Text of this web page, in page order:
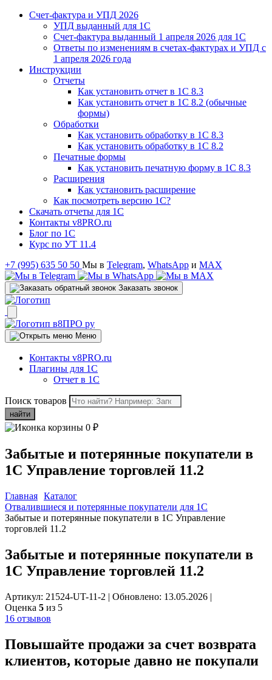
Счет-фактура и УПД 2026
УПД выданный для 1C
Счет-фактура выданный 1 апреля 2026 для 1C
Ответы по изменениям в счетах-фактурах и УПД с
1 апреля 2026 года
Инструкции
Отчеты
Как установить отчет в 1С 8.3
Как установить отчет в 1С 8.2 (обычные
формы)
Обработки
Как установить обработку в 1С 8.3
Как установить обработку в 1С 8.2
Печатные формы
Как установить печатную форму в 1С 8.3
Расширения
Как установить расширение
Как посмотреть версию 1С?
Скачать отчеты для 1С
Контакты v8PRO.ru
Блог по 1С
Курс по УТ 11.4
+7 (995) 635 50 50 Мы в Telegram, WhatsApp и MAX
Заказать звонок
Меню
Контакты v8PRO.ru
Плагины для 1С
Отчет в 1С
Поиск товаров
найти
0 ₽
Забытые и потерянные покупатели в
1С Управление торговлей 11.2
Главная Каталог
Отвалившиеся и потерянные покупатели для 1C
Забытые и потерянные покупатели в 1С Управление
торговлей 11.2
Забытые и потерянные покупатели в
1С Управление торговлей 11.2
Артикул: 21524-UT-11-2 | Обновлено: 13.05.2026 |
Оценка 5 из 5
16 отзывов
Повышайте продажи за счет возврата
клиентов, которые давно не покупали